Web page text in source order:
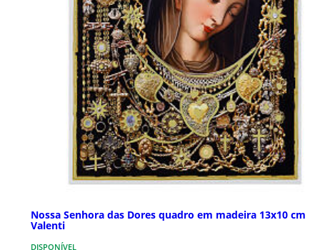
Nossa Senhora das Dores quadro em madeira 13x10 cm
Valenti
DISPONÍVEL